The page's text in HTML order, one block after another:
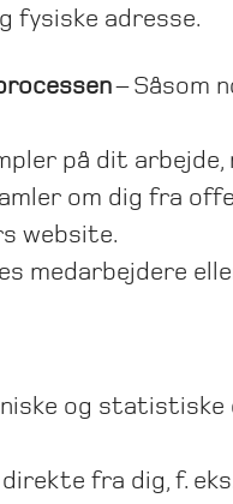
fysiske adresse.
– Såsom
på dit
om dig fra
website.
medarbejdere
og statistiske
fra dig, f.